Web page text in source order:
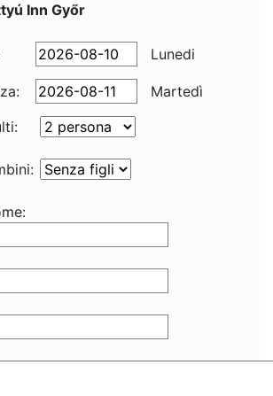
Inn Győr
Lunedi
Martedì